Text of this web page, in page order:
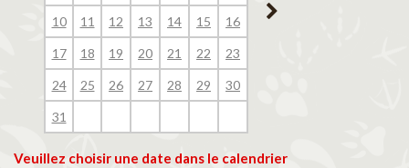
10 11 12 13 14 15 16
17 18 19 20 21 22 23
24 25 26 27 28 29 30
31
14
Veuillez choisir une date dans le calendrier